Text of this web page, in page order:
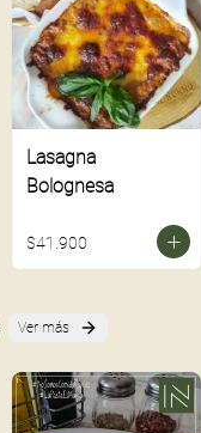
Lasagna
Bolognesa
$41.900
Ver más